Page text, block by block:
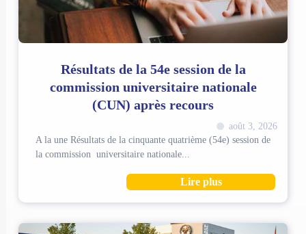
Résultats de la 54e session de la
commission universitaire nationale
(CUN) après recours
août 3, 2026
A la une Résultats de la cinquante quatrième (54e) session de
la commission universitaire nationale...
Lire plus